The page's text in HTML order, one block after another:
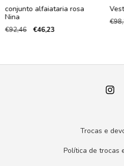
conjunto alfaiataria rosa
Nina
€92,46 €46,23
Trocas e
Política de trocas